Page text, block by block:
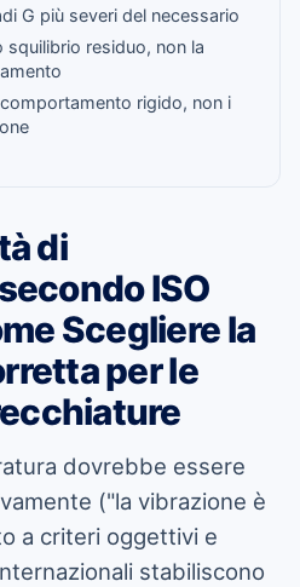
G più severi del necessario
squilibrio residuo, non la
rigido, non i
di
ISO
Scegliere la
per le
dovrebbe essere
("la vibrazione è
a criteri oggettivi e
stabiliscono